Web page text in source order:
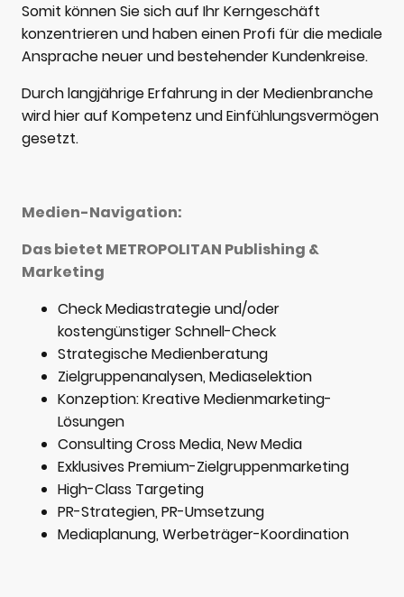
Somit können Sie sich auf Ihr Kerngeschäft
konzentrieren und haben einen Profi für die mediale
Ansprache neuer und bestehender Kundenkreise.
Durch langjährige Erfahrung in der Medienbranche
wird hier auf Kompetenz und Einfühlungsvermögen
gesetzt.
Medien-Navigation:
Das bietet METROPOLITAN Publishing &
Marketing
Check Mediastrategie und/oder
kostengünstiger Schnell-Check
Strategische Medienberatung
Zielgruppenanalysen, Mediaselektion
Konzeption: Kreative Medienmarketing-
Lösungen
Consulting Cross Media, New Media
Exklusives Premium-Zielgruppenmarketing
High-Class Targeting
PR-Strategien, PR-Umsetzung
Mediaplanung, Werbeträger-Koordination